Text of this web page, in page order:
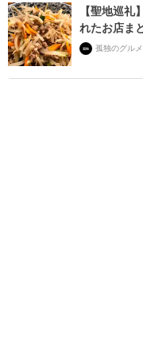
【聖地巡
れたお店ま